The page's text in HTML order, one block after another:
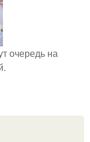
очередь на